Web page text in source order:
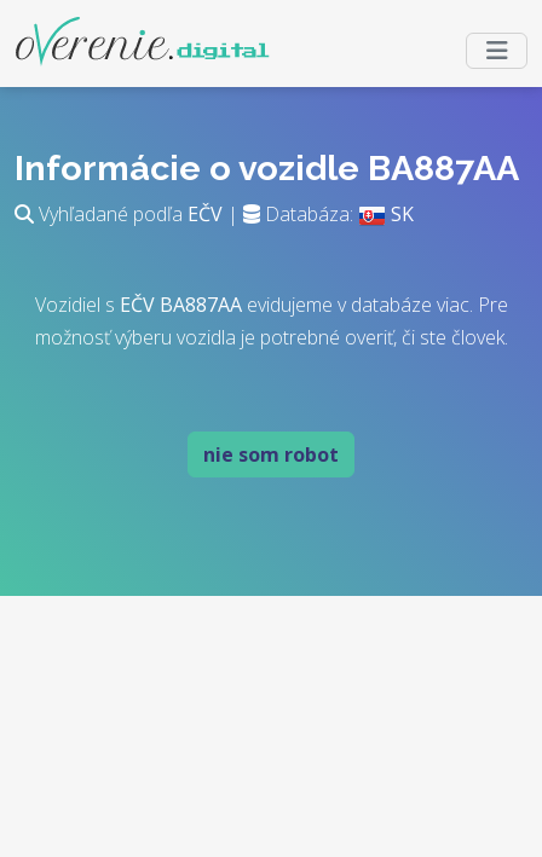
Informácie o vozidle BA887AA
Vyhľadané podľa EČV | Databáza: SK
Vozidiel s EČV BA887AAevidujeme v databáze viac. Pre
možnosť výberu vozidla je potrebné overiť, či ste človek.
nie som robot